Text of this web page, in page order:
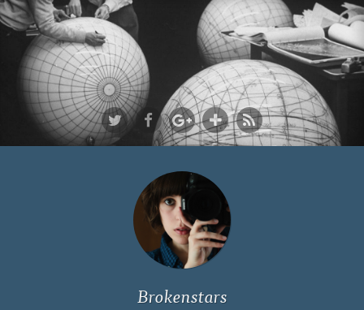
Ich bin Fyn,
23, und
wohne in
Köln
Brokenstars